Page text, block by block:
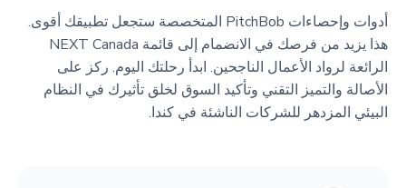
أدوات وإحصاءات PitchBob المتخصصة ستجعل تطبيقك أقوى.
هذا يزيد من فرصك في الانضمام إلى قائمة NEXT Canada
الرائعة لرواد الأعمال الناجحين. ابدأ رحلتك اليوم. ركز على
الأصالة والتميز التقني وتأكيد السوق لخلق تأثيرك في النظام
البيئي المزدهر للشركات الناشئة في كندا.